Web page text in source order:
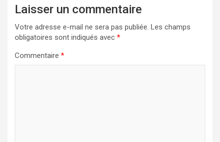
Laisser un commentaire
Votre adresse e-mail ne sera pas publiée. Les champs
obligatoires sont indiqués avec *
Commentaire *